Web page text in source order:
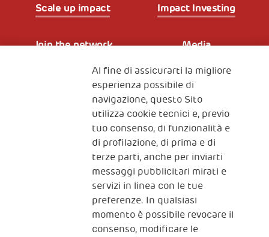
Scale up impact Impact Investing
Join the network Media
Iscriviti alla newsletter
Fondazione
The Human Safety Net
CONTATTACI
Al fine di assicurarti la migliore
esperienza possibile di
navigazione, questo Sito
utilizza cookie tecnici e, previo
tuo consenso, di funzionalità e
di profilazione, di prima e di
terze parti, anche per inviarti
messaggi pubblicitari mirati e
servizi in linea con le tue
preferenze. In qualsiasi
momento è possibile revocare il
consenso, modificare le